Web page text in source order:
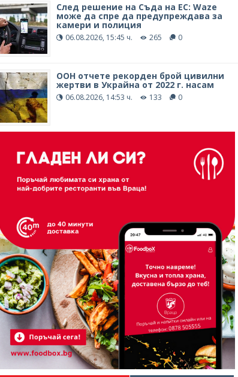
След решение на Съда на ЕС: Waze
може да спре да предупреждава за
камери и полиция
06.08.2026, 15:45 ч. 265 0
ООН отчете рекорден брой цивилни
жертви в Украйна от 2022 г. насам
06.08.2026, 14:53 ч. 133 0